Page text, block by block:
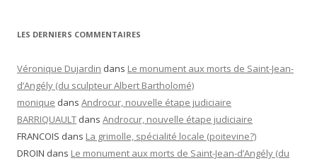
LES DERNIERS COMMENTAIRES
Véronique Dujardin dans Le monument aux morts de Saint-Jean-
d’Angély (du sculpteur Albert Bartholomé)
monique dans Androcur, nouvelle étape judiciaire
BARRIQUAULT dans Androcur, nouvelle étape judiciaire
FRANCOIS dans La grimolle, spécialité locale (poitevine?)
DROIN dans Le monument aux morts de Saint-Jean-d’Angély (du